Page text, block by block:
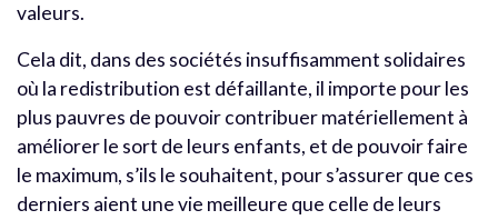
valeurs.
Cela dit, dans des sociétés insuffisamment solidaires
où la redistribution est défaillante, il importe pour les
plus pauvres de pouvoir contribuer matériellement à
améliorer le sort de leurs enfants, et de pouvoir faire
le maximum, s’ils le souhaitent, pour s’assurer que ces
derniers aient une vie meilleure que celle de leurs